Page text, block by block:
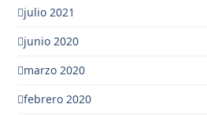
julio 2021
junio 2020
marzo 2020
febrero 2020